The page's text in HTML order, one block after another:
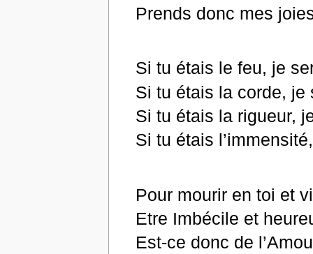
Prends donc mes
Si tu étais le feu, je
Si tu étais la corde, je
Si tu étais la rigueur,
Si tu étais
Pour mourir en toi et
Etre Imbécile et
Est-ce donc de